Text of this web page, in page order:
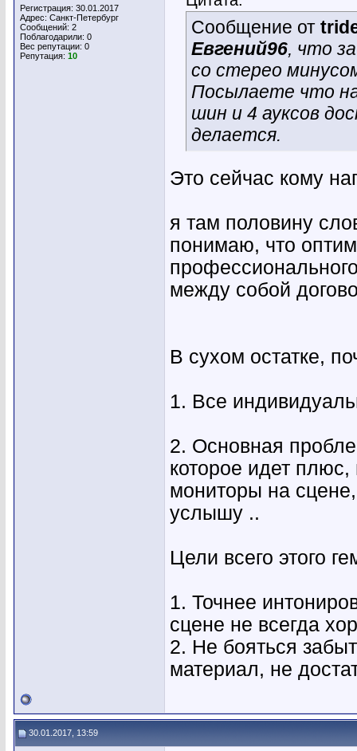
Регистрация: 30.01.2017
Адрес: Санкт-Петербург
Сообщений: 2
Поблагодарили: 0
Вес репутации: 0
Репутация: 10
Сообщение от
Евгений96, что
со стерео
Посылаете что
шин и 4 ауксов
делается.
Это сейчас кому
я там половину
понимаю, что
между собой
В сухом остатке,
1. Все
2. Основная
которое идет
мониторы на сцене,
услышу ..
Цели всего этого
1. Точнее
сцене не всегда
2. Не бояться
материал, не
30.01.2017, 13:59